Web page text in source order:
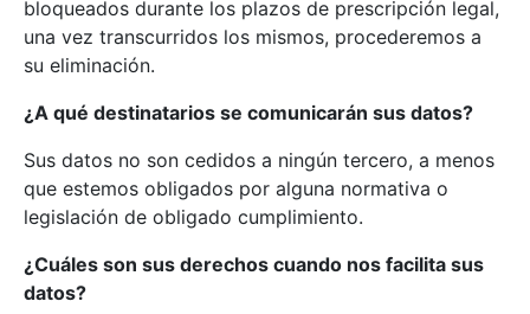
bloqueados durante los plazos de prescripción legal,
una vez transcurridos los mismos, procederemos a
su eliminación.
¿A qué destinatarios se comunicarán sus datos?
Sus datos no son cedidos a ningún tercero, a menos
que estemos obligados por alguna normativa o
legislación de obligado cumplimiento.
¿Cuáles son sus derechos cuando nos facilita sus
datos?